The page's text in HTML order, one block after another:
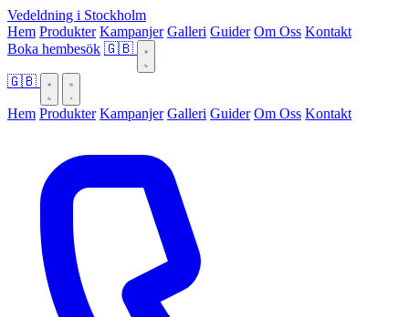
Vedeldning i Stockholm
Hem Produkter Kampanjer Galleri Guider Om Oss Kontakt
Boka hembesök 🇬🇧
🇬🇧
Hem Produkter Kampanjer Galleri Guider Om Oss Kontakt